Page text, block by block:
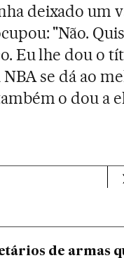
deixado um
"Não.
Eu lhe dou o
se dá ao
o dou a
de armas